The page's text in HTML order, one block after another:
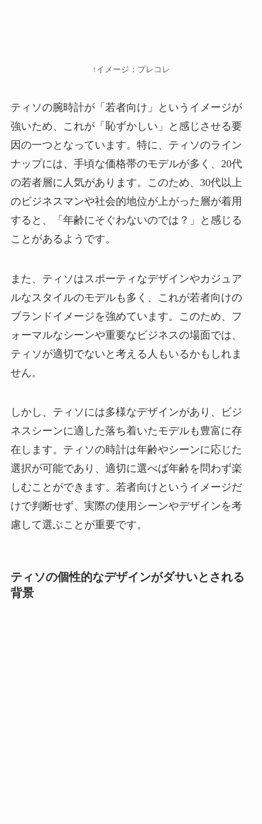
↑イメージ：プレコレ
ティソの腕時計が「若者向け」というイメージが
強いため、これが「恥ずかしい」と感じさせる要
因の一つとなっています。特に、ティソのライン
ナップには、手頃な価格帯のモデルが多く、20代
の若者層に人気があります。このため、30代以上
のビジネスマンや社会的地位が上がった層が着用
すると、「年齢にそぐわないのでは？」と感じる
ことがあるようです。
また、ティソはスポーティなデザインやカジュア
ルなスタイルのモデルも多く、これが若者向けの
ブランドイメージを強めています。このため、フ
ォーマルなシーンや重要なビジネスの場面では、
ティソが適切でないと考える人もいるかもしれま
せん。
しかし、ティソには多様なデザインがあり、ビジ
ネスシーンに適した落ち着いたモデルも豊富に存
在します。ティソの時計は年齢やシーンに応じた
選択が可能であり、適切に選べば年齢を問わず楽
しむことができます。若者向けというイメージだ
けで判断せず、実際の使用シーンやデザインを考
慮して選ぶことが重要です。
ティソの個性的なデザインがダサいとされる
背景